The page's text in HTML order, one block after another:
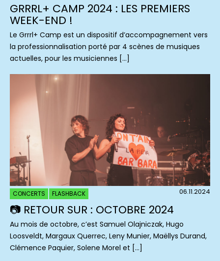
GRRRL+ CAMP 2024 : LES PREMIERS
WEEK-END !
Le Grrrl+ Camp est un dispositif d’accompagnement vers
la professionnalisation porté par 4 scènes de musiques
actuelles, pour les musiciennes […]
CONCERTS FLASHBACK 06.11.2024
📷 RETOUR SUR : OCTOBRE 2024
Au mois de octobre, c’est Samuel Olajniczak, Hugo
Loosveldt, Margaux Querrec, Leny Munier, Maëllys Durand,
Clémence Paquier, Solene Morel et […]